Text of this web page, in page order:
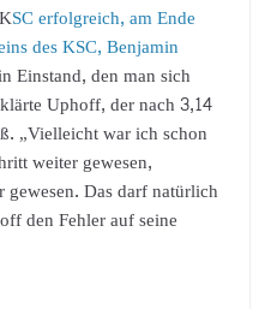
SC erfolgreich, am Ende
des KSC, Benjamin
Einstand, den man sich
Uphoff, der nach 3,14
„Vielleicht war ich schon
weiter gewesen,
Das darf natürlich
den Fehler auf seine